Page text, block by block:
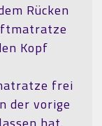
Rücken
Kopf
frei
der vorige